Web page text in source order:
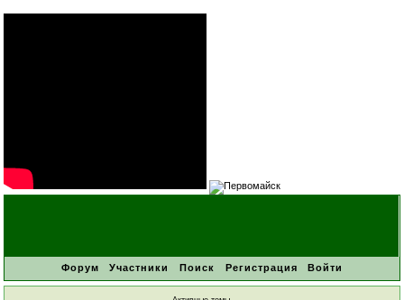
Форум Участники Поиск Регистрация Войти